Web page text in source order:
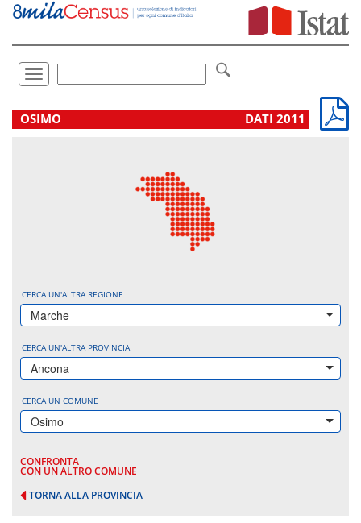
Vai
direttamente
Toggle
navigation
.
OSIMO DATI 2011
CERCA UN'ALTRA REGIONE
Marche
CERCA UN'ALTRA PROVINCIA
Ancona
CERCA UN COMUNE
Osimo
CONFRONTA
CON UN ALTRO COMUNE
TORNA ALLA PROVINCIA